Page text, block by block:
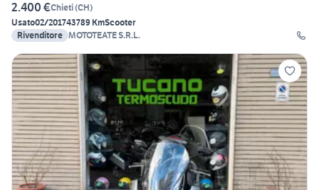
2.400 €Chieti(CH)
Usato02/201743789 KmScooter
Rivenditore MOTOTEATE S.R.L.